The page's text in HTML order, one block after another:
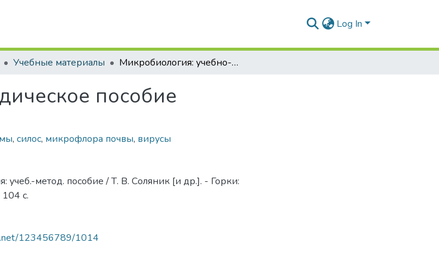
Log In
Учебные материалы Микробиология: учебно-методическое пособие
пособие
, силос, микрофлора почвы, вирусы
учеб.-метод. пособие / Т. В. Соляник [и др.]. - Горки:
с.
123456789/1014